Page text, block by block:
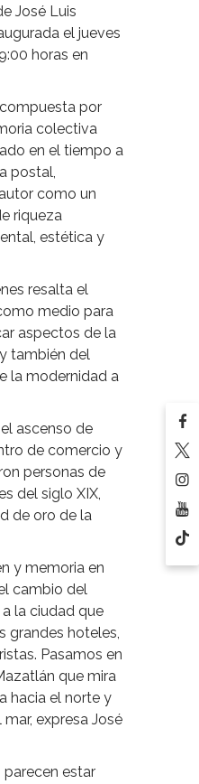
José Luis
el jueves
horas en
por
colectiva
en el tiempo a
postal,
como un
riqueza
estética y
resalta el
medio para
aspectos de la
también del
la modernidad a
ascenso de
de comercio y
personas de
del siglo XIX,
de oro de la
y memoria en
cambio del
la ciudad que
grandes hoteles,
Pasamos en
que mira
hacia el norte y
expresa José
parecen estar